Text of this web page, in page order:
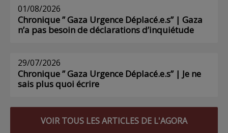
01/08/2026
Chronique ” Gaza Urgence Déplacé.e.s” | Gaza
n’a pas besoin de déclarations d’inquiétude
29/07/2026
Chronique ” Gaza Urgence Déplacé.e.s” | Je ne
sais plus quoi écrire
VOIR TOUS LES ARTICLES DE L'AGORA